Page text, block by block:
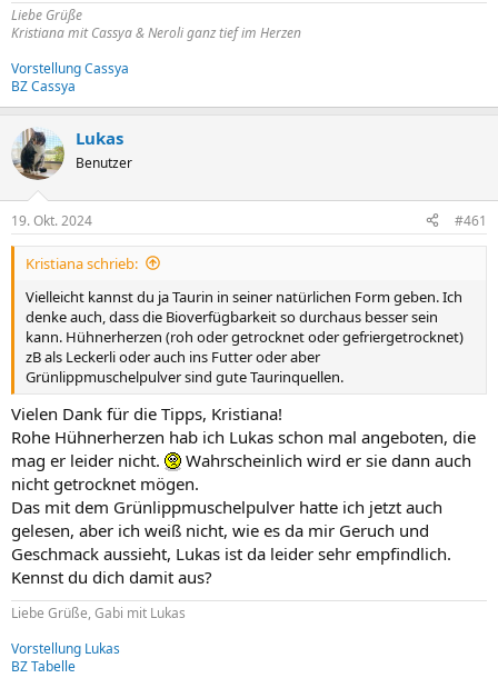
Liebe Grüße
Kristiana mit Cassya & Neroli ganz tief im Herzen
Vorstellung Cassya
BZ Cassya
Lukas
Benutzer
19. Okt. 2024 #461
Kristiana schrieb:
Vielleicht kannst du ja Taurin in seiner natürlichen Form geben. Ich
denke auch, dass die Bioverfügbarkeit so durchaus besser sein
kann. Hühnerherzen (roh oder getrocknet oder gefriergetrocknet)
zB als Leckerli oder auch ins Futter oder aber
Grünlippmuschelpulver sind gute Taurinquellen.
Vielen Dank für die Tipps, Kristiana!
Rohe Hühnerherzen hab ich Lukas schon mal angeboten, die
mag er leider nicht.
Wahrscheinlich wird er sie dann auch
nicht getrocknet mögen.
Das mit dem Grünlippmuschelpulver hatte ich jetzt auch
gelesen, aber ich weiß nicht, wie es da mir Geruch und
Geschmack aussieht, Lukas ist da leider sehr empfindlich.
Kennst du dich damit aus?
Liebe Grüße, Gabi mit Lukas
Vorstellung Lukas
BZ Tabelle